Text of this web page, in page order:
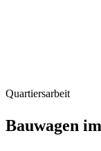
Quartiersarbeit
Bauwagen